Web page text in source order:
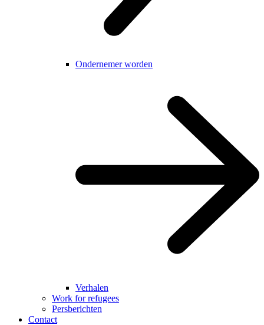
Ondernemer worden
Verhalen
Work for refugees
Persberichten
Contact